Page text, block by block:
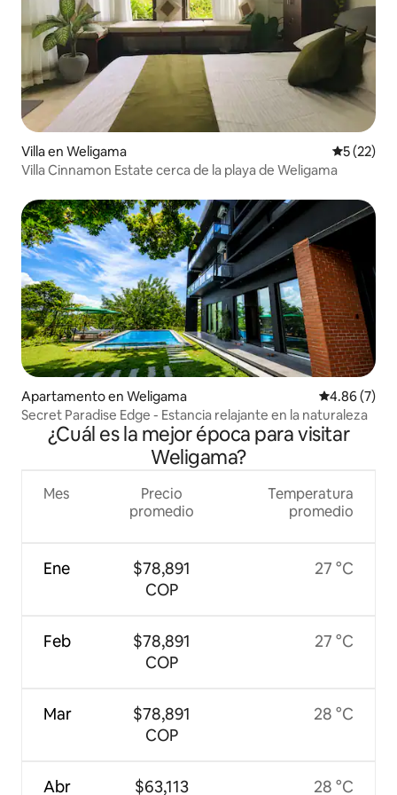
Villa en Weligama
5 (22)
Villa Cinnamon Estate cerca de la playa de Weligama
Apartamento en Weligama Calificación
4.86 (7)
Secret Paradise Edge - Estancia relajante en la naturaleza
¿Cuál es la mejor época para visitar
Weligama?
Mes
Ene
Feb
Mar
Abr
Precio
promedio
$78,891
COP
$78,891
COP
$78,891
COP
$63,113
Temperatura
promedio
27 °C
27 °C
28 °C
28 °C